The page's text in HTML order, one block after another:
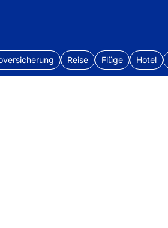
Reise Flüge Hotel